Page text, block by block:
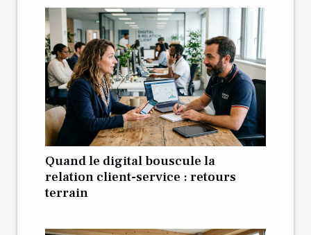
Quand le digital bouscule la
relation client-service : retours
terrain